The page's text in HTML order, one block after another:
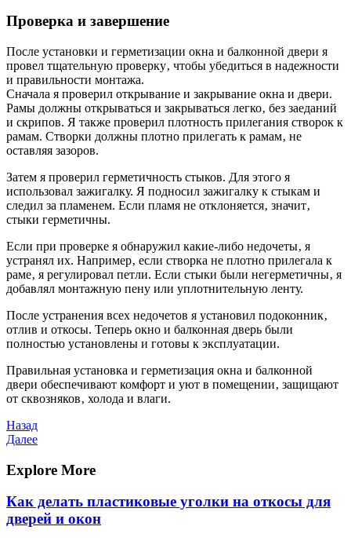
Проверка и завершение
После установки и герметизации окна и балконной двери я
провел тщательную проверку‚ чтобы убедиться в надежности
и правильности монтажа.
Сначала я проверил открывание и закрывание окна и двери.
Рамы должны открываться и закрываться легко‚ без заеданий
и скрипов. Я также проверил плотность прилегания створок к
рамам. Створки должны плотно прилегать к рамам‚ не
оставляя зазоров.
Затем я проверил герметичность стыков. Для этого я
использовал зажигалку. Я подносил зажигалку к стыкам и
следил за пламенем. Если пламя не отклоняется‚ значит‚
стыки герметичны.
Если при проверке я обнаружил какие-либо недочеты‚ я
устранял их. Например‚ если створка не плотно прилегала к
раме‚ я регулировал петли. Если стыки были негерметичны‚ я
добавлял монтажную пену или уплотнительную ленту.
После устранения всех недочетов я установил подоконник‚
отлив и откосы. Теперь окно и балконная дверь были
полностью установлены и готовы к эксплуатации.
Правильная установка и герметизация окна и балконной
двери обеспечивают комфорт и уют в помещении‚ защищают
от сквозняков‚ холода и влаги.
Навигация
по
записям
Предыдущая
запись
Назад
Следующая
Далее
Explore More
Как делать пластиковые уголки на откосы для
дверей и окон